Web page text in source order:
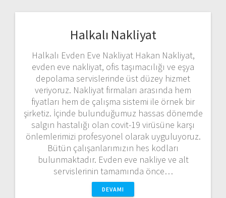
Halkalı Nakliyat
Halkalı Evden Eve Nakliyat Hakan Nakliyat,
evden eve nakliyat, ofis taşımacılığı ve eşya
depolama servislerinde üst düzey hizmet
veriyoruz. Nakliyat firmaları arasında hem
fiyatları hem de çalışma sistemi ile örnek bir
şirketiz. İçinde bulunduğumuz hassas dönemde
salgın hastalığı olan covit-19 virüsüne karşı
önlemlerimizi profesyonel olarak uyguluyoruz.
Bütün çalışanlarımızın hes kodları
bulunmaktadır. Evden eve nakliye ve alt
servislerinin tamamında önce…
DEVAMI